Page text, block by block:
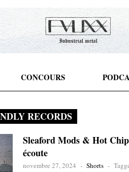
CONCOURS
RECORDS
Sleaford Mods & Hot
écoute
novembre 27, 2024 - Shorts -